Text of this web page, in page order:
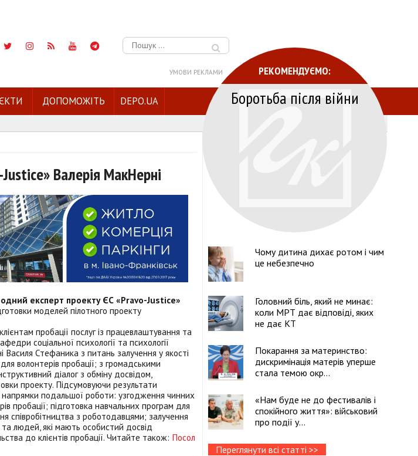
Пошук:
УМОВИ РЕКЛАМИ
ДОПОМОЖІТЬ DEPO.UA
Валерія МакНерні
експерт проекту ЄС «Pravo-Justice»
моделей пілотного проекту
пробації послуг із працевлаштування та
соціальної психології та психології
Василя Стефаника з питань залучення у якості
волонтерів пробації; з громадськими
діалог з обміну досвідом,
проекту. Підсумовуючи результати
напрямки подальшої роботи: узгодження чинних
пробації; підготовка навчальних програм для
співробітництва з роботодавцями; залучення
людей, які мають особистий досвід
до клієнтів пробації. Читайте також: Посол
РЕКОМЕНДУЄМО:
Боротьба після війни
Чому дитина дихає ротом і чим
це небезпечно
Головний біль, який не минає:
коли МРТ дає відповіді, яких
не дає КТ
Покарання за материнство:
дискримінація матерів уперше
стала темою окр...
«Нам буде не до фестивалів і
спокійного життя»: військовий
про події у...
Переглянути всі статті >>